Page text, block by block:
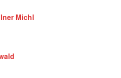
Michl